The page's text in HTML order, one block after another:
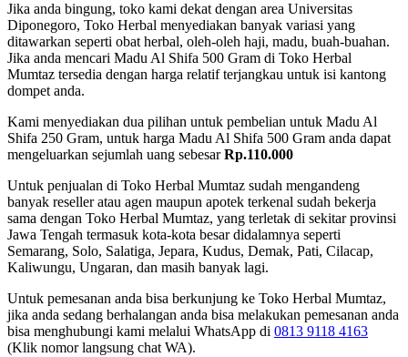
Jika anda bingung, toko kami dekat dengan area Universitas
Diponegoro, Toko Herbal menyediakan banyak variasi yang
ditawarkan seperti obat herbal, oleh-oleh haji, madu, buah-buahan.
Jika anda mencari Madu Al Shifa 500 Gram di Toko Herbal
Mumtaz tersedia dengan harga relatif terjangkau untuk isi kantong
dompet anda.
Kami menyediakan dua pilihan untuk pembelian untuk Madu Al
Shifa 250 Gram, untuk harga Madu Al Shifa 500 Gram anda dapat
mengeluarkan sejumlah uang sebesarRp.110.000
Untuk penjualan di Toko Herbal Mumtaz sudah mengandeng
banyak reseller atau agen maupun apotek terkenal sudah bekerja
sama dengan Toko Herbal Mumtaz, yang terletak di sekitar provinsi
Jawa Tengah termasuk kota-kota besar didalamnya seperti
Semarang, Solo, Salatiga, Jepara, Kudus, Demak, Pati, Cilacap,
Kaliwungu, Ungaran, dan masih banyak lagi.
Untuk pemesanan anda bisa berkunjung ke Toko Herbal Mumtaz,
jika anda sedang berhalangan anda bisa melakukan pemesanan anda
bisa menghubungi kami melalui WhatsApp di 0813 9118 4163
(Klik nomor langsung chat WA).